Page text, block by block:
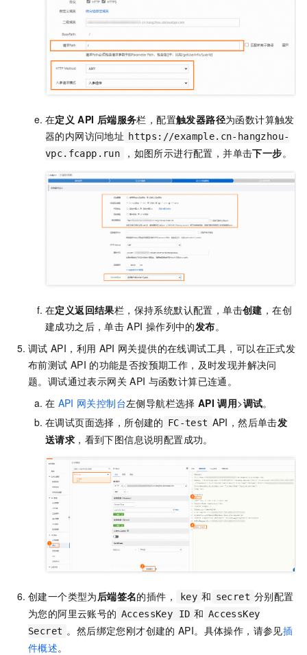
在定义 API 后端服务栏，配置触发器路径为函数计算触发
器的内网访问地址 https://example.cn-hangzhou-
vpc.fcapp.run
，如图所示进行配置，并单击下一步。
在定义返回结果栏，保持系统默认配置，单击创建 ，在创
建成功之后，单击 API 操作列中的发布。
调试 API，利用 API 网关提供的在线调试工具，可以在正式发
布前测试 API 的功能是否按预期工作，及时发现并解决问
题。调试通过表示网关 API 与函数计算已连通。
在 API 网关控制台左侧导航栏选择 API 调用>调试。
在调试页面选择，所创建的 FC-test API，然后单击发
送请求 ，看到下图信息说明配置成功。
创建一个类型为 后端签名的插件， key 和 secret 分别配置
为您的阿里云账号的 AccessKey ID 和 AccessKey
Secret 。然后绑定您刚才创建的 API。具体操作，请参见插
件概述。